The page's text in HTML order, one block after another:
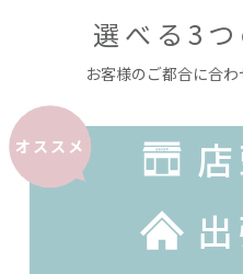
選べる3
お客様のご都合に合
オススメ